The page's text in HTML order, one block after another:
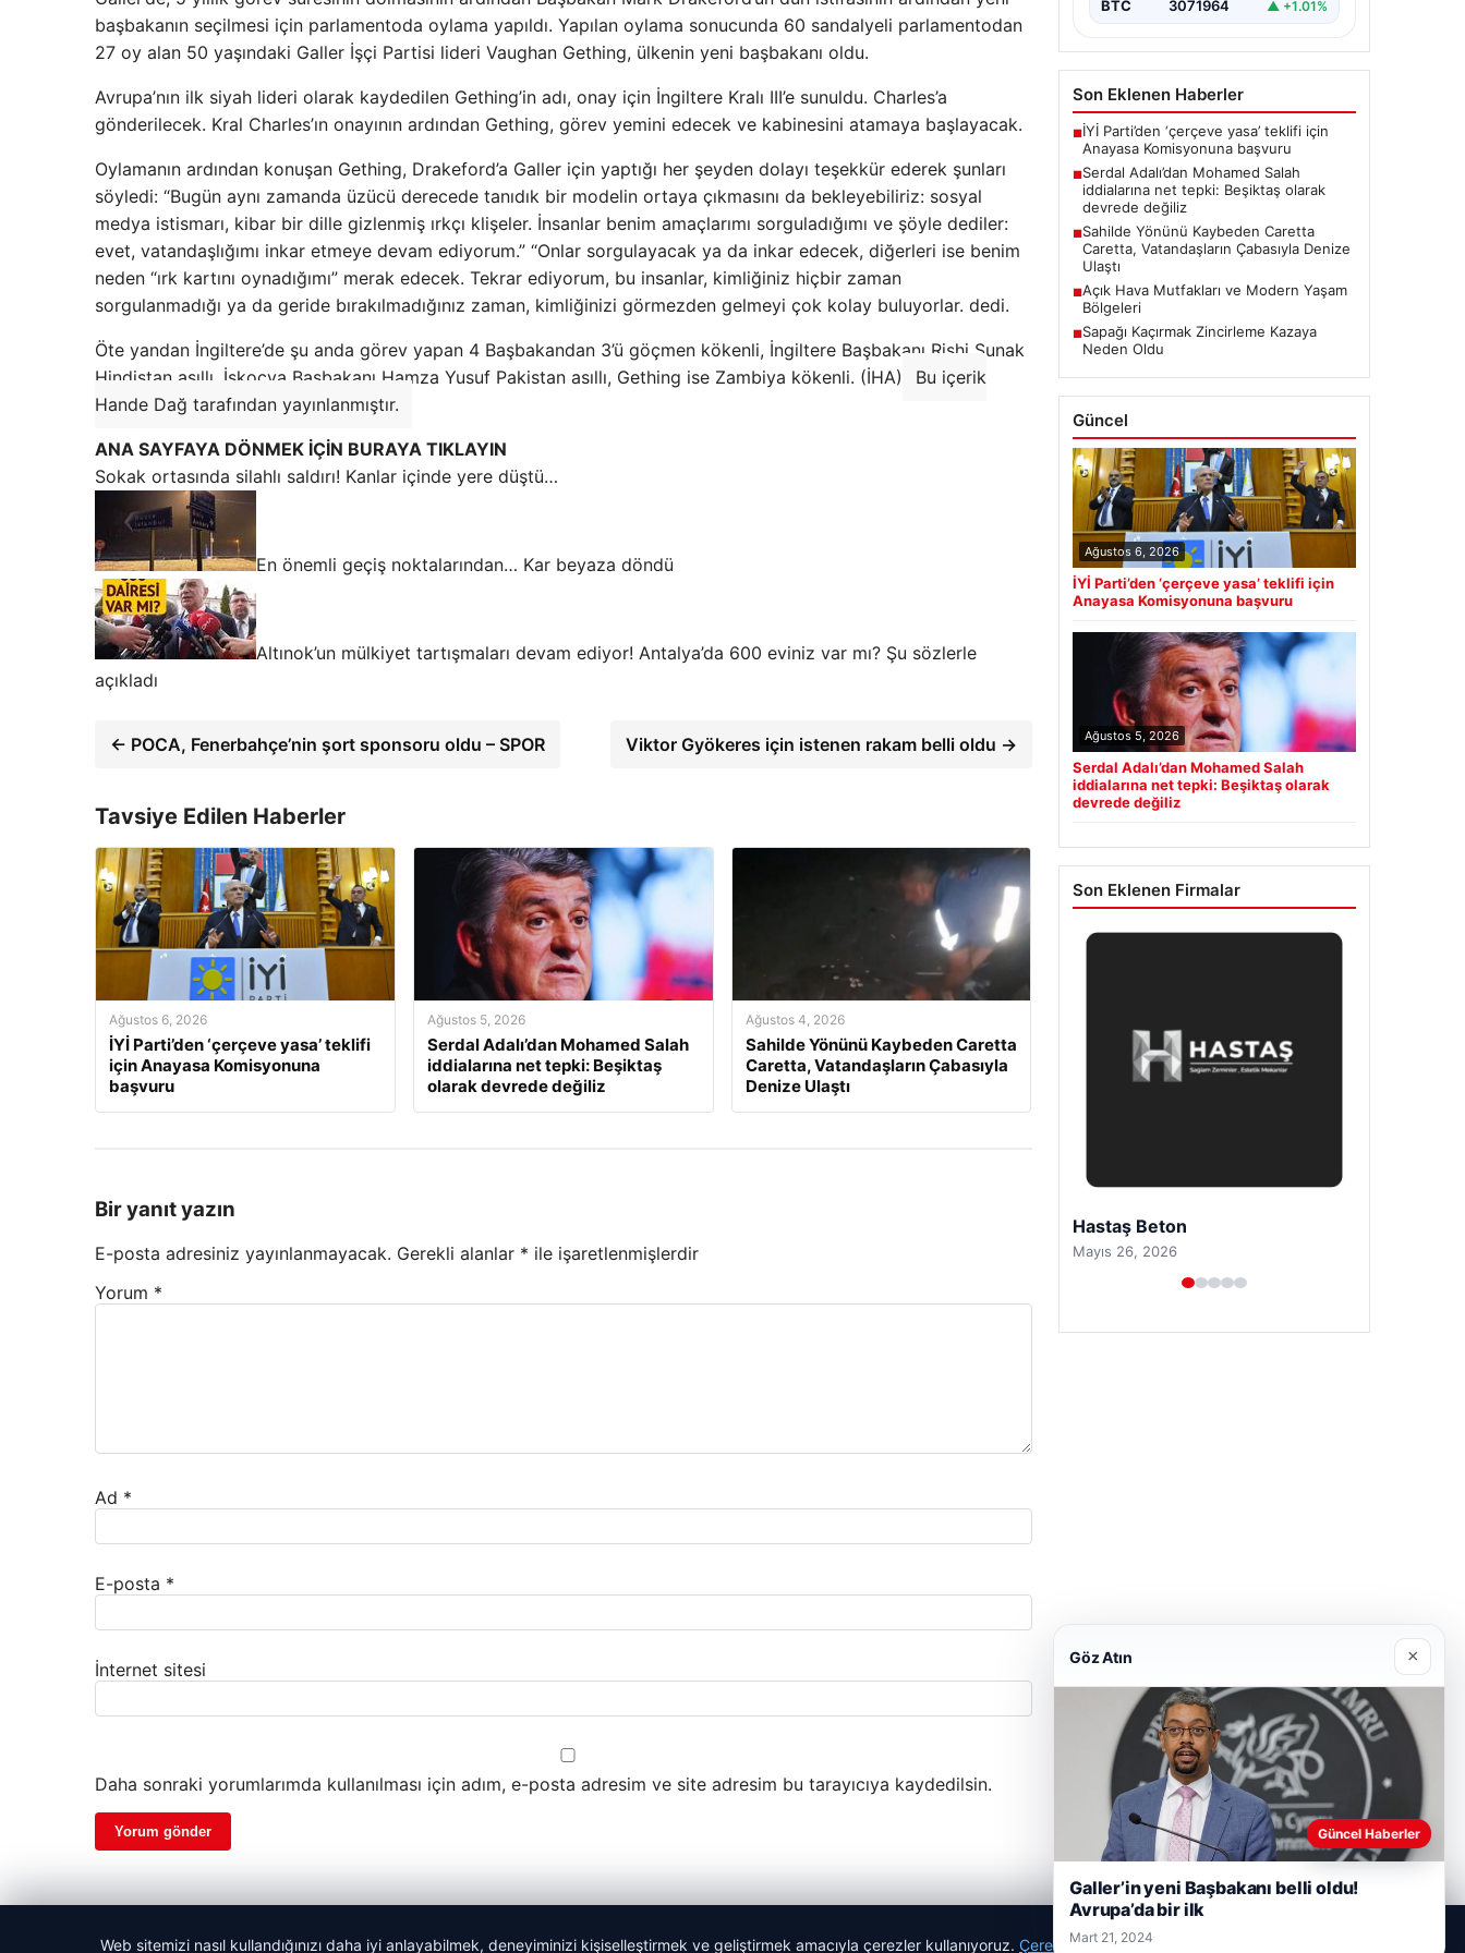
başbakanın seçilmesi için parlamentoda oylama yapıldı. Yapılan oylama sonucunda 60 sandalyeli parlamentodan
27 oy alan 50 yaşındaki Galler İşçi Partisi lideri Vaughan Gething, ülkenin yeni başbakanı oldu.
Avrupa’nın ilk siyah lideri olarak kaydedilen Gething’in adı, onay için İngiltere Kralı III’e sunuldu. Charles’a
gönderilecek. Kral Charles’ın onayının ardından Gething, görev yemini edecek ve kabinesini atamaya başlayacak.
Oylamanın ardından konuşan Gething, Drakeford’a Galler için yaptığı her şeyden dolayı teşekkür ederek şunları
söyledi: “Bugün aynı zamanda üzücü derecede tanıdık bir modelin ortaya çıkmasını da bekleyebiliriz: sosyal
medya istismarı, kibar bir dille gizlenmiş ırkçı klişeler. İnsanlar benim amaçlarımı sorguladığımı ve şöyle dediler:
evet, vatandaşlığımı inkar etmeye devam ediyorum.” “Onlar sorgulayacak ya da inkar edecek, diğerleri ise benim
neden “ırk kartını oynadığımı” merak edecek. Tekrar ediyorum, bu insanlar, kimliğiniz hiçbir zaman
sorgulanmadığı ya da geride bırakılmadığınız zaman, kimliğinizi görmezden gelmeyi çok kolay buluyorlar. dedi.
Öte yandan İngiltere’de şu anda görev yapan 4 Başbakandan 3’ü göçmen kökenli, İngiltere Başbakanı Rishi Sunak
Hindistan asıllı, İskoçya Başbakanı Hamza Yusuf Pakistan asıllı, Gething ise Zambiya kökenli. (İHA)
Bu içerik
Hande Dağ tarafından yayınlanmıştır.
ANA SAYFAYA DÖNMEK İÇİN BURAYA TIKLAYIN
Sokak ortasında silahlı saldırı! Kanlar içinde yere düştü…
En önemli geçiş noktalarından… Kar beyaza döndü
Altınok’un mülkiyet tartışmaları devam ediyor! Antalya’da 600 eviniz var mı? Şu sözlerle
açıkladı
← POCA, Fenerbahçe’nin şort sponsoru oldu – SPOR Viktor Gyökeres için istenen rakam belli oldu →
Tavsiye Edilen Haberler
Ağustos 6, 2026
İYİ Parti’den ‘çerçeve yasa’ teklifi
için Anayasa Komisyonuna
başvuru
Ağustos 5, 2026
Serdal Adalı’dan Mohamed Salah
iddialarına net tepki: Beşiktaş
olarak devrede değiliz
Ağustos 4, 2026
Sahilde Yönünü Kaybeden Caretta
Caretta, Vatandaşların Çabasıyla
Denize Ulaştı
Bir yanıt yazın
E-posta adresiniz yayınlanmayacak. Gerekli alanlar * ile işaretlenmişlerdir
Yorum *
Ad *
E-posta *
İnternet sitesi
Daha sonraki yorumlarımda kullanılması için adım, e-posta adresim ve site adresim bu tarayıcıya kaydedilsin.
BTC 3071964 ▲ +1.01%
Son Eklenen Haberler
■İYİ Parti’den ‘çerçeve yasa’ teklifi için
Anayasa Komisyonuna başvuru
■Serdal Adalı’dan Mohamed Salah
iddialarına net tepki: Beşiktaş olarak
devrede değiliz
■Sahilde Yönünü Kaybeden Caretta
Caretta, Vatandaşların Çabasıyla Denize
Ulaştı
■Açık Hava Mutfakları ve Modern Yaşam
Bölgeleri
■Sapağı Kaçırmak Zincirleme Kazaya
Neden Oldu
Güncel
Ağustos 6, 2026
İYİ Parti’den ‘çerçeve yasa’ teklifi için
Anayasa Komisyonuna başvuru
Ağustos 5, 2026
Serdal Adalı’dan Mohamed Salah
iddialarına net tepki: Beşiktaş olarak
devrede değiliz
Son Eklenen Firmalar
Hastaş Beton
Mayıs 26, 2026
Web sitemizi nasıl kullandığınızı daha iyi anlayabilmek, deneyiminizi kişiselleştirmek ve geliştirmek amacıyla çerezler kullanıyoruz. Çerez Politikamız
Göz Atın ×
Güncel Haberler
Galler’in yeni Başbakanı belli oldu!
Avrupa’da bir ilk
Mart 21, 2024